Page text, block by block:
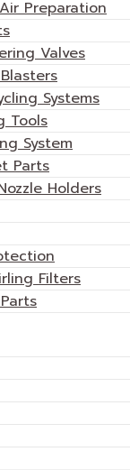
Preparation
Valves
Systems
Tools
System
Parts
Holders
Filters